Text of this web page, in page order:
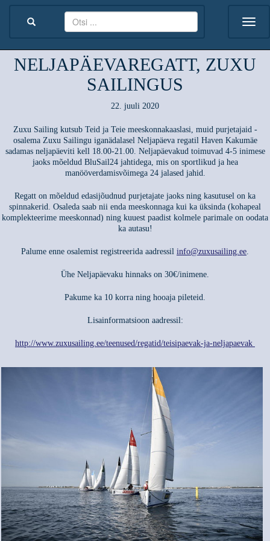
NELJAPÄEVAREGATT, ZUXU
SAILINGUS
22. juuli 2020
Zuxu Sailing kutsub Teid ja Teie meeskonnakaaslasi, muid purjetajaid -
osalema Zuxu Sailingu iganädalasel Neljapäeva regatil Haven Kakumäe
sadamas neljapäeviti kell 18.00-21.00. Neljapäevakud toimuvad 4-5 inimese
jaoks mõeldud BluSail24 jahtidega, mis on sportlikud ja hea
manööverdamisvõimega 24 jalased jahid.
Regatt on mõeldud edasijõudnud purjetajate jaoks ning kasutusel on ka
spinnakerid. Osaleda saab nii enda meeskonnaga kui ka üksinda (kohapeal
komplekteerime meeskonnad) ning kuuest paadist kolmele parimale on oodata
ka autasu!
Palume enne osalemist registreerida aadressil info@zuxusailing.ee.
Ühe Neljapäevaku hinnaks on 30€/inimene.
Pakume ka 10 korra ning hooaja pileteid.
Lisainformatsioon aadressil:
http://www.zuxusailing.ee/teenused/regatid/teisipaevak-ja-neljapaevak